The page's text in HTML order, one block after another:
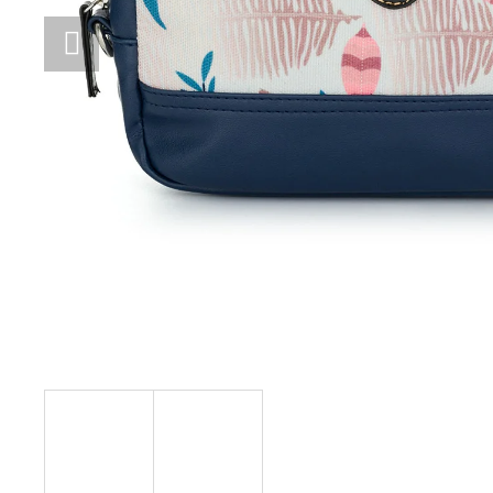
STUDENTSKÝ BATOH OXY SCOOLER
DOTS PINK
1 449 Kč